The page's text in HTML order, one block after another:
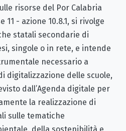
risorse del Por Calabria
11 - azione 10.8.1, si rivolge
statali secondarie di
singole o in rete, e intende
necessario a
digitalizzazione delle scuole,
dall’Agenda digitale per
la realizzazione di
sulle tematiche